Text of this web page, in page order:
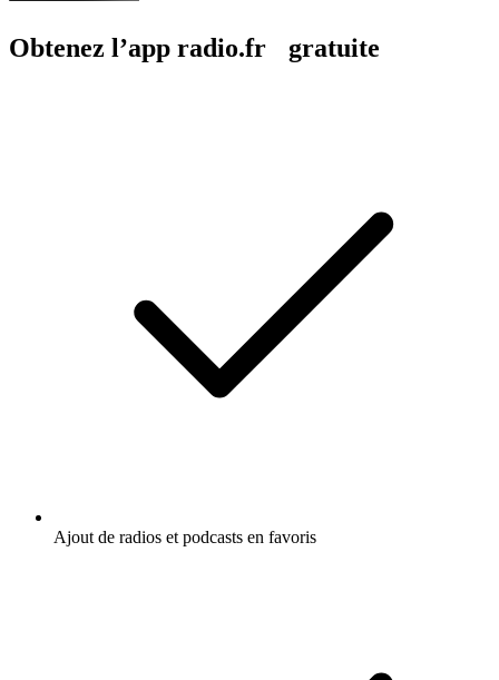
Obtenez l’app radio.fr gratuite
Ajout de radios et podcasts en favoris